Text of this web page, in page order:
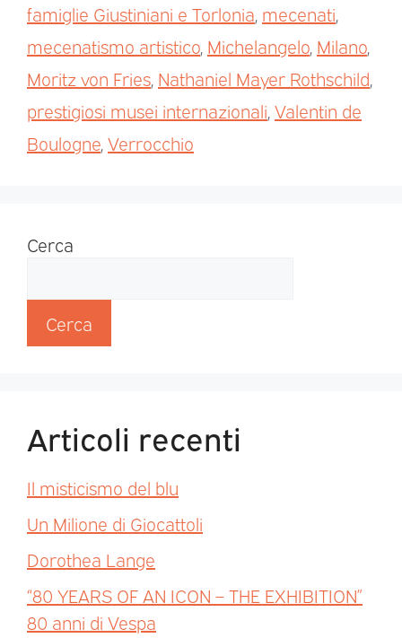
famiglie Giustiniani e Torlonia mecenati
mecenatismo artistico Michelangelo Milano
Moritz von Fries Nathaniel Mayer Rothschild
prestigiosi musei internazionali Valentin de
Boulogne Verrocchio
Cerca
Cerca
Articoli recenti
Il misticismo del blu
Un Milione di Giocattoli
Dorothea Lange
“80 YEARS OF AN ICON – THE EXHIBITION”
80 anni di Vespa